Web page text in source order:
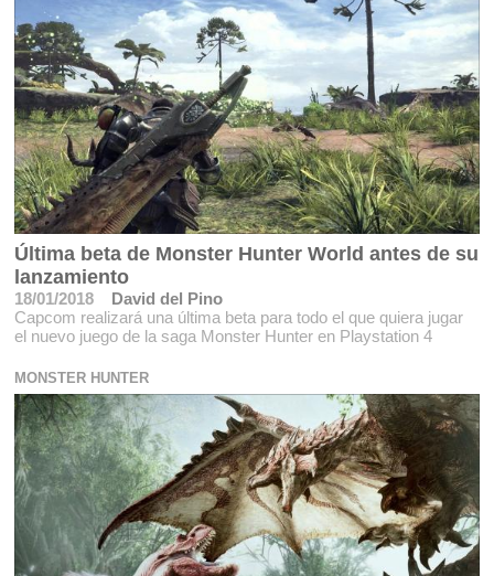
Última beta de Monster Hunter World antes de su
lanzamiento
18/01/2018
David del Pino
Capcom realizará una última beta para todo el que quiera jugar
el nuevo juego de la saga Monster Hunter en Playstation 4
MONSTER HUNTER